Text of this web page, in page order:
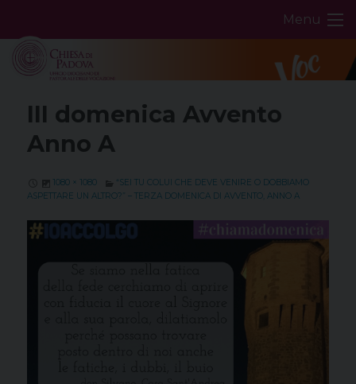
content
Menu
III domenica Avvento
Anno A
1080 × 1080
“SEI TU COLUI CHE DEVE VENIRE O DOBBIAMO
ASPETTARE UN ALTRO?” – TERZA DOMENICA DI AVVENTO, ANNO A